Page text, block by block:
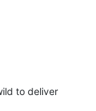
to deliver